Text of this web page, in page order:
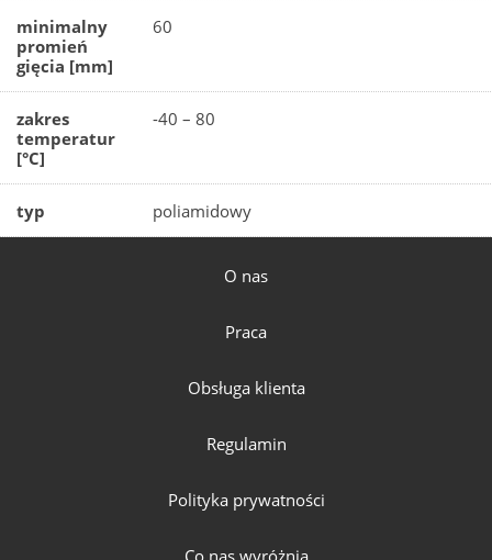
minimalny
promień
gięcia [mm]
60
zakres
temperatur
[°C]
-40 – 80
typ poliamidowy
O nas
Praca
Obsługa klienta
Regulamin
Polityka prywatności
Co nas wyróżnia